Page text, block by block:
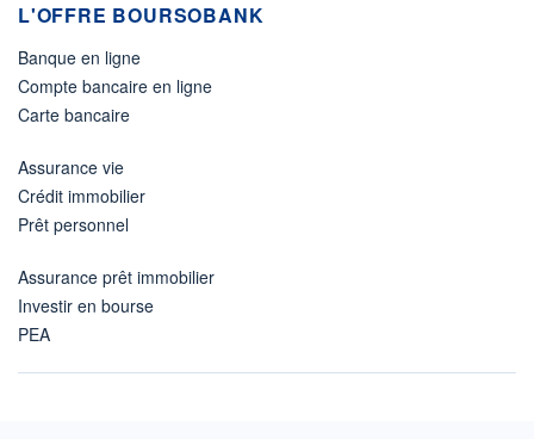
L'OFFRE BOURSOBANK
Banque en ligne
Compte bancaire en ligne
Carte bancaire
Assurance vie
Crédit immobilier
Prêt personnel
Assurance prêt immobilier
Investir en bourse
PEA